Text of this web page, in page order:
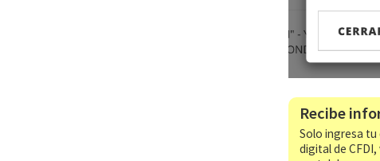
Recibe
Solo ingresa
digital de